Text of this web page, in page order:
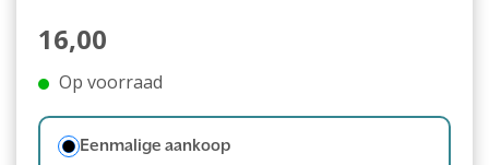
16,00
Op voorraad
Eenmalige aankoop